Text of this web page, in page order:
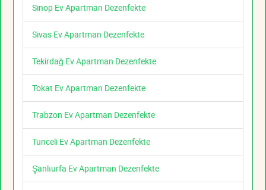
Sinop Ev Apartman Dezenfekte
Sivas Ev Apartman Dezenfekte
Tekirdağ Ev Apartman Dezenfekte
Tokat Ev Apartman Dezenfekte
Trabzon Ev Apartman Dezenfekte
Tunceli Ev Apartman Dezenfekte
Şanlıurfa Ev Apartman Dezenfekte